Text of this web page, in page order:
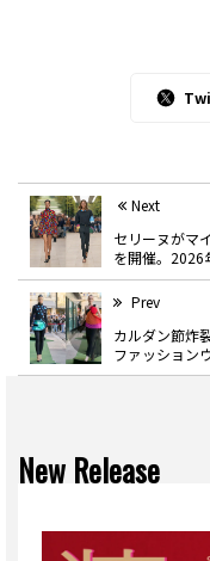
Next
セリーヌがマ
を開催。2026
Prev
カルダン節炸
ファッション
New Release